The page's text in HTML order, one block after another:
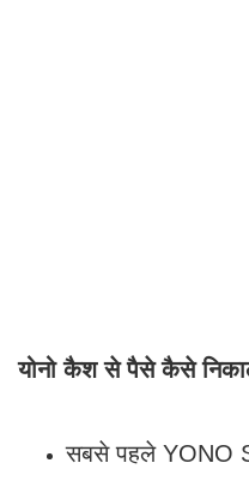
योनो कैश से पैसे कैसे
सबसे पहले YONO